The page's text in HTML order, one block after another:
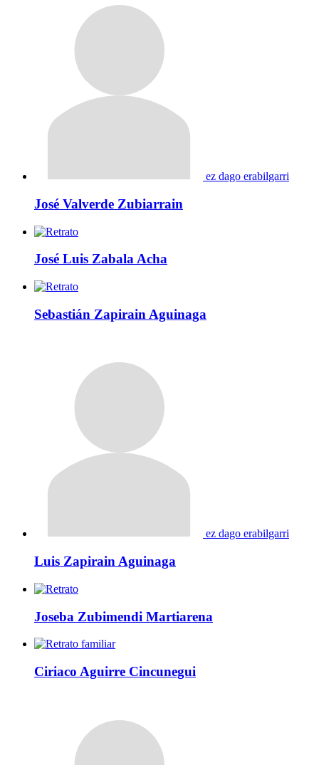
ez dago erabilgarri
José Valverde Zubiarrain
José Luis Zabala Acha
Sebastián Zapirain Aguinaga
ez dago erabilgarri
Luis Zapirain Aguinaga
Joseba Zubimendi Martiarena
Ciriaco Aguirre Cincunegui